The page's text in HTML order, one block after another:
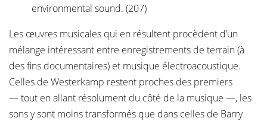
environmental sound. (207)
Les œuvres musicales qui en résultent procèdent d’un
mélange intéressant entre enregistrements de terrain (à
des fins documentaires) et musique électroacoustique.
Celles de Westerkamp restent proches des premiers
— tout en allant résolument du côté de la musique —, les
sons y sont moins transformés que dans celles de Barry